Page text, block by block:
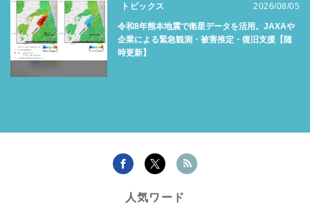
トピックス 2026/08/05
令和8年熊本地震で衛星データを活用。JAXAや
企業による緊急観測・被害推定・復旧支援【随
時更新】
人気ワード